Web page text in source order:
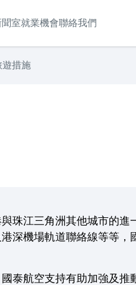
聞室就業機會聯絡我們
遊措施
珠江三角洲其他城市的進
深機場軌道聯絡線等等，
泰航空支持有助加強及推